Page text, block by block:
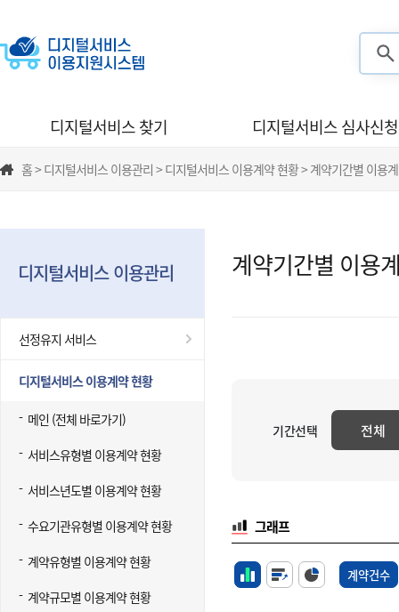
디지털서비스 찾기 디지털서비스 심사신청
홈 > 디지털서비스 이용관리 > 디지털서비스 이용계약 현황 > 계약기간별 이용
디지털서비스 이용관리
선정유지 서비스
디지털서비스 이용계약 현황
메인 (전체 바로가기)
서비스유형별 이용계약 현황
서비스년도별 이용계약 현황
수요기관유형별 이용계약 현황
계약유형별 이용계약 현황
계약규모별 이용계약 현황
계약기간별 이용
기간선택 전체
그래프
계약건수